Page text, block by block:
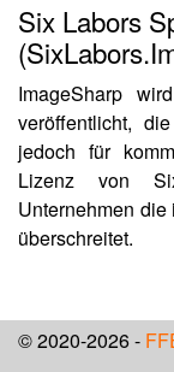
Six Labors
ImageSharp
veröffentlicht,
jedoch für
Lizenz von
Unternehmen
überschreitet.
© 2020-2026 -